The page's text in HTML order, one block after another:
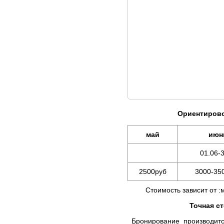
май
01.06-
2500руб 3000-
Стоимость зависит от
Точная
Бронирование